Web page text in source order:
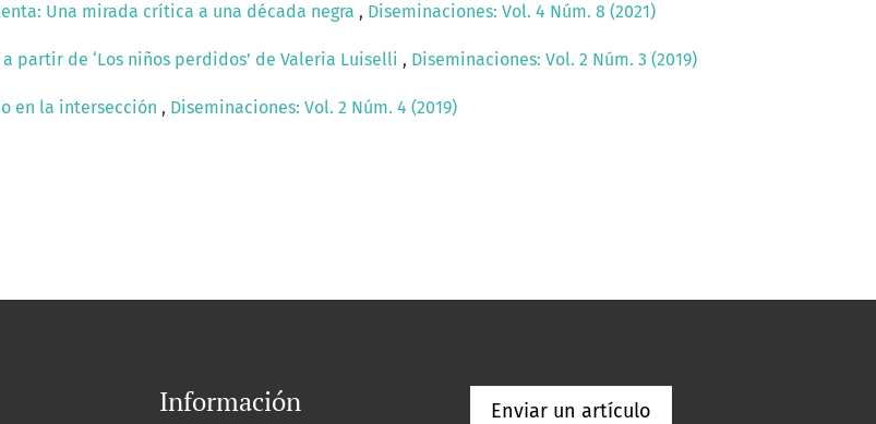
Una mirada crítica a una década negra , Diseminaciones: Vol. 4 Núm. 8 (2021)
partir de ‘Los niños perdidos’ de Valeria Luiselli , Diseminaciones: Vol. 2 Núm. 3 (2019)
en la intersección , Diseminaciones: Vol. 2 Núm. 4 (2019)
Información Enviar un artículo